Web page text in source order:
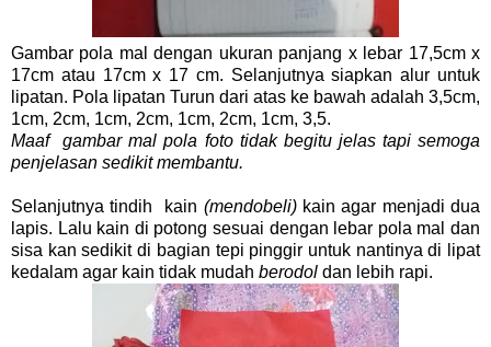
Gambar pola mal dengan ukuran panjang x lebar 17,5cm x
17cm atau 17cm x 17 cm. Selanjutnya siapkan alur untuk
lipatan. Pola lipatan Turun dari atas ke bawah adalah 3,5cm,
1cm, 2cm, 1cm, 2cm, 1cm, 2cm, 1cm, 3,5.
Maaf gambar mal pola foto tidak begitu jelas tapi semoga
penjelasan sedikit membantu.
Selanjutnya tindih kain (mendobeli)kain agar menjadi dua
lapis. Lalu kain di potong sesuai dengan lebar pola mal dan
sisa kan sedikit di bagian tepi pinggir untuk nantinya di lipat
kedalam agar kain tidak mudah berodol dan lebih rapi.